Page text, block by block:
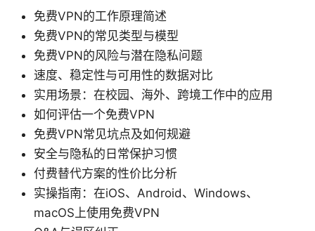
免费VPN的工作原理简述
免费VPN的常见类型与模型
免费VPN的风险与潜在隐私问题
速度、稳定性与可用性的数据对比
实用场景：在校园、海外、跨境工作中的应用
如何评估一个免费VPN
免费VPN常见坑点及如何规避
安全与隐私的日常保护习惯
付费替代方案的性价比分析
实操指南：在iOS、Android、Windows、
macOS上使用免费VPN